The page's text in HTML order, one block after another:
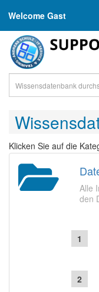
Welcome Gast
Klicken Sie auf die
Alle
den